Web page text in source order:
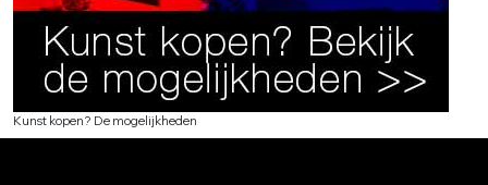
Kunst kopen? De mogelijkheden